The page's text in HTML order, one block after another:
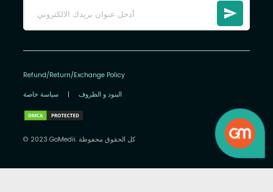
Refund/Return/Exchange Policy
سياسة خاصة | البنود و الظروف
© 2023 GoMedii. كل الحقوق محفوظة